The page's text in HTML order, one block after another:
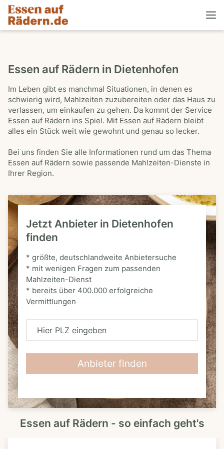
Essen auf Rädern in Dietenhofen
Im Leben gibt es manchmal Situationen, in denen es
schwierig wird, Mahlzeiten zuzubereiten oder das Haus zu
verlassen, um einkaufen zu gehen. Da kommt der Service
Essen auf Rädern ins Spiel. Mit Essen auf Rädern bleibt
alles ein Stück weit wie gewohnt und genau so lecker.
Bei uns finden Sie alle Informationen rund um das Thema
Essen auf Rädern sowie passende Mahlzeiten-Dienste in
Ihrer Region.
Jetzt Anbieter in Dietenhofen
finden
* größte, deutschlandweite Anbietersuche
* mit wenigen Fragen zum passenden
Mahlzeiten-Dienst
* bereits über 400.000 erfolgreiche
Vermittlungen
H
L
Z
Anbieter finden
Essen auf Rädern - so einfach geht's